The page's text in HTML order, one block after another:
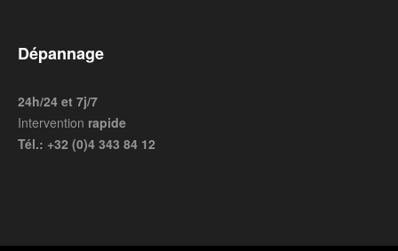
Dépannage
24h/24 et 7j/7
Intervention rapide
Tél.: +32 (0)4 343 84 12